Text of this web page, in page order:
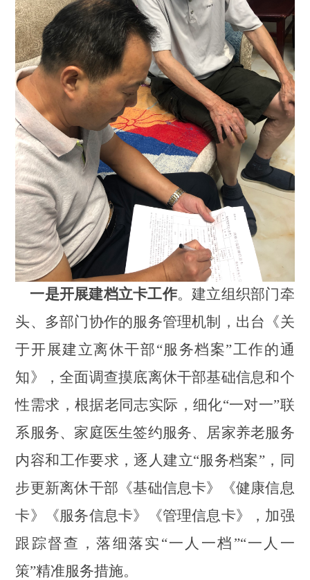
一是开展建档立卡工作。建立组织部门牵
头、多部门协作的服务管理机制，出台《关
于开展建立离休干部“服务档案”工作的通
知》，全面调查摸底离休干部基础信息和个
性需求，根据老同志实际，细化“一对一”联
系服务、家庭医生签约服务、居家养老服务
内容和工作要求，逐人建立“服务档案”，同
步更新离休干部《基础信息卡》《健康信息
卡》《服务信息卡》《管理信息卡》，加强
跟踪督查，落细落实“一人一档”“一人一
策”精准服务措施。